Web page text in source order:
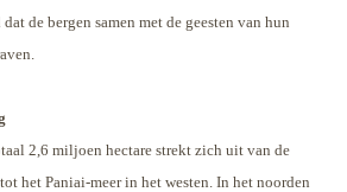
de bergen samen met de geesten van hun
2,6 miljoen hectare strekt zich uit van de
het Paniai-meer in het westen. In het noorden